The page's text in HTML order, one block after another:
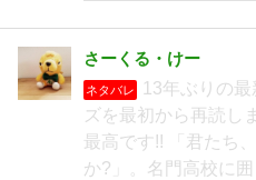
さーくる・けー
ネタバレ
13年ぶりの
ズを最初から再読し
最高です!! 「君たち
か?」。名門高校に